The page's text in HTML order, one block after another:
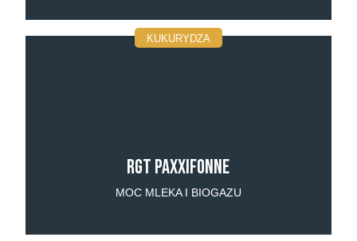
KUKURYDZA
RGT Paxxifonne
MOC MLEKA I BIOGAZU